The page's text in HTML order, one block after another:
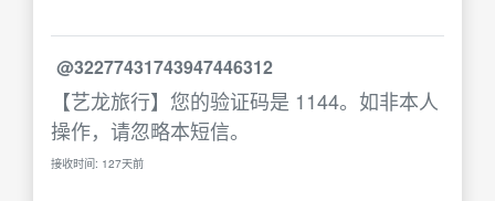
@32277431743947446312
【艺龙旅行】您的验证码是 1144。如非本人
操作，请忽略本短信。
接收时间: 127天前